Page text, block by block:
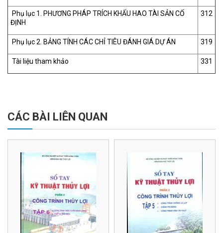
Phụ lục 1. PHƯƠNG PHÁP TRÍCH KHẤU HAO TÀI SẢN CỐ
ĐỊNH
312
Phụ lục 2. BẢNG TÍNH CÁC CHỈ TIÊU ĐÁNH GIÁ DỰ ÁN 319
Tài liệu tham khảo 331
CÁC BÀI LIÊN QUAN